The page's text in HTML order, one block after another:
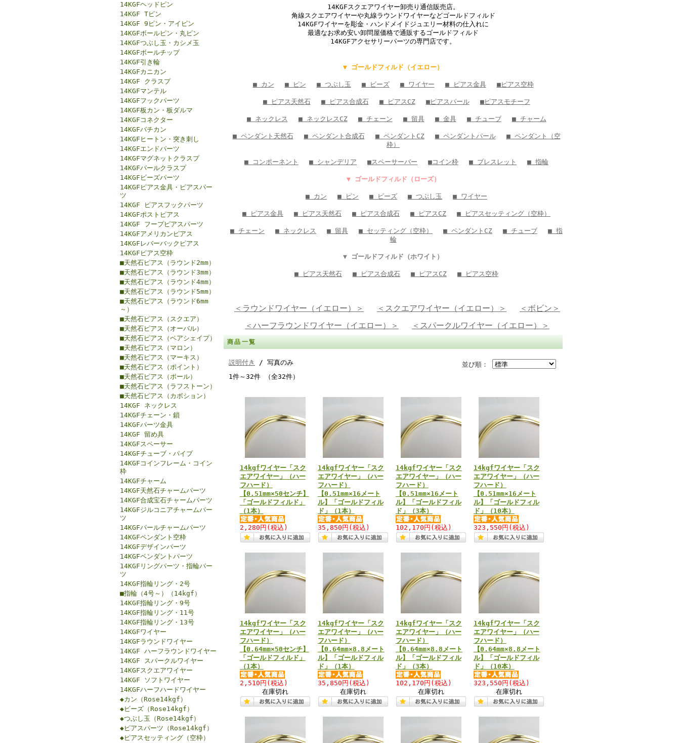
14KGFヘッドピン
14KGF Tピン
14KGF 9ピン・アイピン
14KGFボールピン・丸ピン
14KGFつぶし玉・カシメ玉
14KGFボールチップ
14KGF引き輪
14KGFカニカン
14KGF クラスプ
14KGFマンテル
14KGFフックパーツ
14KGF板カン・板ダルマ
14KGFコネクター
14KGFバチカン
14KGFヒートン・突き刺し
14KGFエンドパーツ
14KGFマグネットクラスプ
14KGFパールクラスプ
14KGFビーズパーツ
14KGFピアス金具・ピアスパー
ツ
14KGF ピアスフックパーツ
14KGFポストピアス
14KGF フープピアスパーツ
14KGFアメリカンピアス
14KGFレバーバックピアス
14KGFピアス空枠
■天然石ピアス（ラウンド2mm）
■天然石ピアス（ラウンド3mm）
■天然石ピアス（ラウンド4mm）
■天然石ピアス（ラウンド5mm）
■天然石ピアス（ラウンド6mm
～）
■天然石ピアス（スクエア）
■天然石ピアス（オーバル）
■天然石ピアス（ペアシェイプ）
■天然石ピアス（マロン）
■天然石ピアス（マーキス）
■天然石ピアス（ポイント）
■天然石ピアス（ボール）
■天然石ピアス（ラフストーン）
■天然石ピアス（カボション）
14KGF ネックレス
14KGFチェーン・鎖
14KGFパーツ金具
14KGF 留め具
14KGFスペーサー
14KGFチューブ・パイプ
14KGFコインフレーム・コイン
枠
14KGFチャーム
14KGF天然石チャームパーツ
14KGF合成宝石チャームパーツ
14KGFジルコニアチャームパー
ツ
14KGFパールチャームパーツ
14KGFペンダント空枠
14KGFデザインパーツ
14KGFペンダントパーツ
14KGFリングパーツ・指輪パー
ツ
14KGF指輪リング・2号
■指輪（4号～）（14kgf）
14KGF指輪リング・9号
14KGF指輪リング・11号
14KGF指輪リング・13号
14KGFワイヤー
14KGFラウンドワイヤー
14KGF ハーフラウンドワイヤー
14KGF スパークルワイヤー
14KGFスクエアワイヤー
14KGF ソフトワイヤー
14KGFハーフハードワイヤー
◆カン（Rose14kgf）
◆ビーズ（Rose14kgf）
◆つぶし玉（Rose14kgf）
◆ピアスパーツ（Rose14kgf）
◆ピアスセッティング（空枠）
14KGFスクエアワイヤー卸売り通信販売店。
角線スクエアワイヤーや丸線ラウンドワイヤーなどゴールドフィルド
14KGFワイヤーを彫金・ハンドメイドジュエリー材料の仕入れに
最適なお求め安い卸問屋価格で通販するゴールドフィルド
14KGFアクセサリーパーツの専門店です。
▼ ゴールドフィルド（イエロー）
■ カン ■ ピン ■ つぶし玉 ■ ビーズ ■ ワイヤー ■ ピアス金具 ■ピアス空枠
■ ピアス天然石 ■ ピアス合成石 ■ ピアスCZ ■ピアスパール ■ピアスモチーフ
■ ネックレス ■ ネックレスCZ ■ チェーン ■ 留具 ■ 金具 ■ チューブ ■ チャーム
■ ペンダント天然石 ■ ペンダント合成石 ■ ペンダントCZ ■ ペンダントパール
■ ペンダント（空
枠）
■ コンポーネント ■ シャンデリア ■スペーサーバー ■コイン枠 ■ ブレスレット ■ 指輪
▼ ゴールドフィルド（ローズ）
■ カン ■ ピン ■ ビーズ ■ つぶし玉 ■ ワイヤー
■ ピアス金具 ■ ピアス天然石 ■ ピアス合成石 ■ ピアスCZ ■ ピアスセッティング（空枠）
■ チェーン ■ ネックレス ■ 留具 ■ セッティング（空枠） ■ ペンダントCZ ■ チューブ
■ 指
輪
▼ ゴールドフィルド（ホワイト）
■ ピアス天然石 ■ ピアス合成石 ■ ピアスCZ ■ ピアス空枠
＜ラウンドワイヤー（イエロー）＞ ＜スクエアワイヤー（イエロー）＞
＜ボビン＞
＜ハーフラウンドワイヤー（イエロー）＞
＜スパークルワイヤー（イエロー）＞
商品一覧
並び順：
説明付き
/ 写真のみ
1件～32件 （全32件）
14kgfワイヤー「スク
エアワイヤー」（ハー
フハード）
【0.51mm×50センチ】
「ゴールドフィルド」
（1本）
2,280円 (税込)
14kgfワイヤー「スク
エアワイヤー」（ハー
フハード）
【0.51mm×16メート
ル】「ゴールドフィル
ド」（1本）
35,850円 (税込)
14kgfワイヤー「スク
エアワイヤー」（ハー
フハード）
【0.51mm×16メート
ル】「ゴールドフィル
ド」（3本）
102,170円 (税込)
14kgfワイヤー「スク
エアワイヤー」（ハー
フハード）
【0.51mm×16メート
ル】「ゴールドフィル
ド」（10本）
323,550円 (税込)
14kgfワイヤー「スク
エアワイヤー」（ハー
フハード）
【0.64mm×50センチ】
「ゴールドフィルド」
（1本）
2,510円 (税込)
在庫切れ
14kgfワイヤー「スク
エアワイヤー」（ハー
フハード）
【0.64mm×8.8メート
ル】「ゴールドフィル
ド」（1本）
35,850円 (税込)
在庫切れ
14kgfワイヤー「スク
エアワイヤー」（ハー
フハード）
【0.64mm×8.8メート
ル】「ゴールドフィル
ド」（3本）
102,170円 (税込)
在庫切れ
14kgfワイヤー「スク
エアワイヤー」（ハー
フハード）
【0.64mm×8.8メート
ル】「ゴールドフィル
ド」（10本）
323,550円 (税込)
在庫切れ